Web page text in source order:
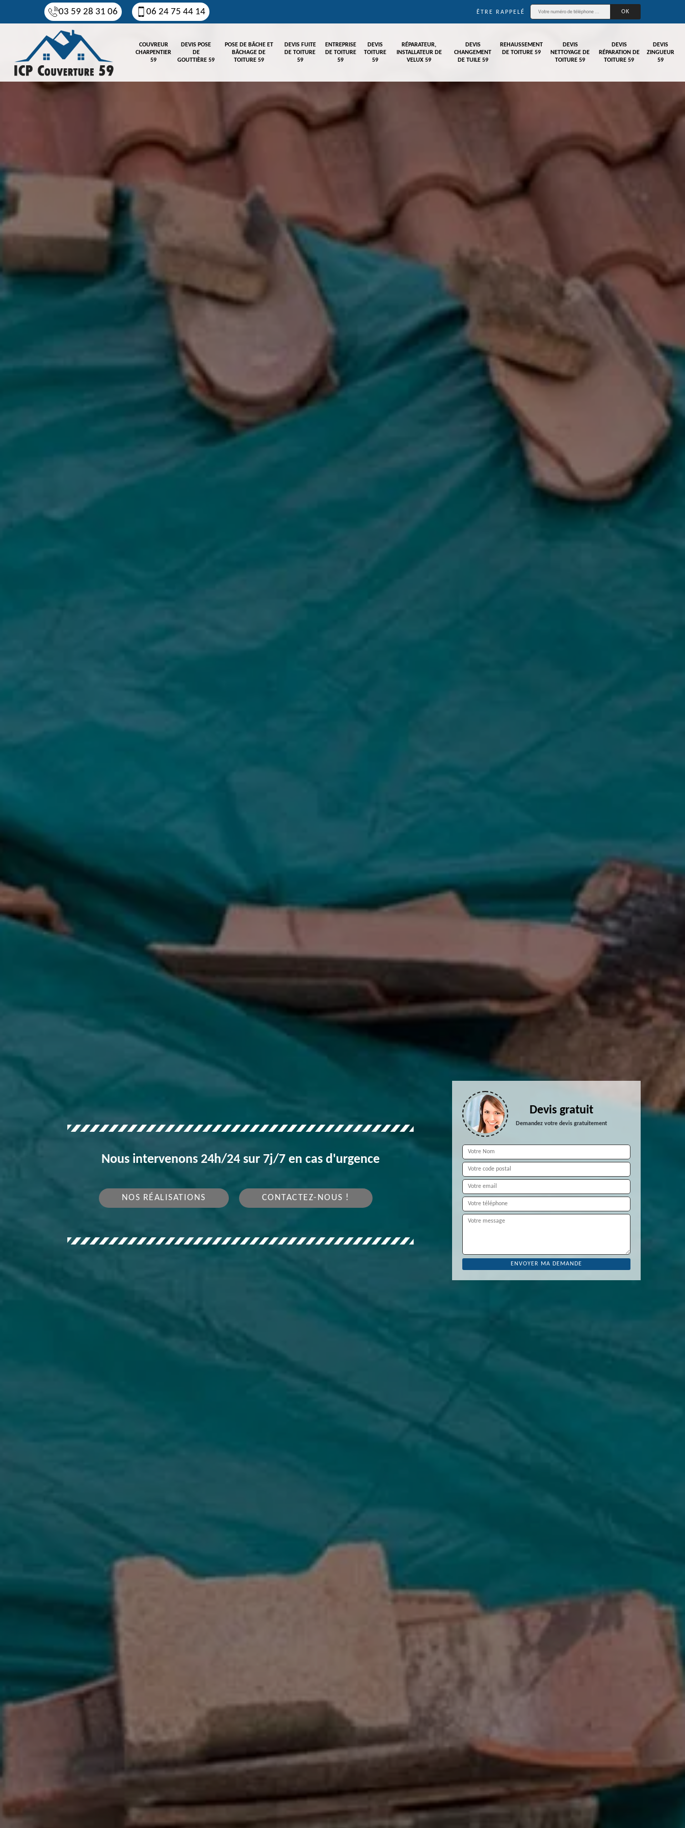
03 59 28 31 06 06 24 75 44 14 ÊTRE RAPPELÉ
COUVREUR
CHARPENTIER
59
DEVIS POSE
DE
GOUTTIÈRE 59
POSE DE BÂCHE ET
BÂCHAGE DE
TOITURE 59
DEVIS FUITE
DE TOITURE
59
ENTREPRISE
DE TOITURE
59
DEVIS
TOITURE
59
RÉPARATEUR,
INSTALLATEUR DE
VELUX 59
DEVIS
CHANGEMENT
DE TUILE 59
REHAUSSEMENT
DE TOITURE 59
DEVIS
NETTOYAGE DE
TOITURE 59
DEVIS
RÉPARATION DE
TOITURE 59
DEVIS
ZINGUEUR
59
Nous intervenons 24h/24 sur 7j/7 en cas d'urgence
NOS RÉALISATIONS CONTACTEZ-NOUS !
Devis gratuit
Demandez votre devis gratuitement